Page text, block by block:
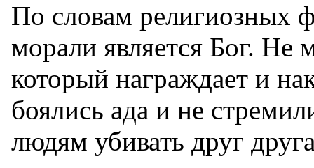
По словам религиозных
морали является Бог. Не
который награждает и
боялись ада и не
людям убивать друг